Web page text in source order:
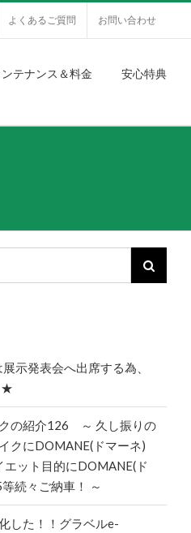
よくあるご質問 お問い合わせ
テナンス＆料金 安心特典
示発表会へ出席する為、
★
の紹介126 ～ 久し振りの
クにDOMANE(ドマーネ)
エット目的にDOMANE(ド
続々ご納車！ ～
した！！グラベルe-